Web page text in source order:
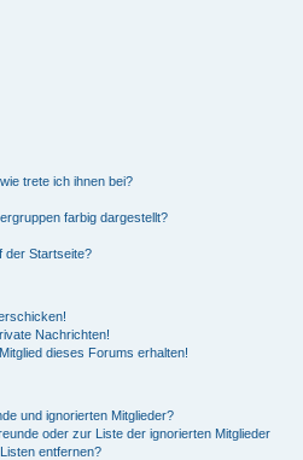
trete ich ihnen bei?
farbig dargestellt?
der Startseite?
Nachrichten!
dieses Forums erhalten!
und ignorierten Mitglieder?
oder zur Liste der ignorierten Mitglieder
entfernen?